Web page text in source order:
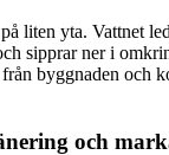
liten yta. Vattnet
sipprar ner i
byggnaden och
och